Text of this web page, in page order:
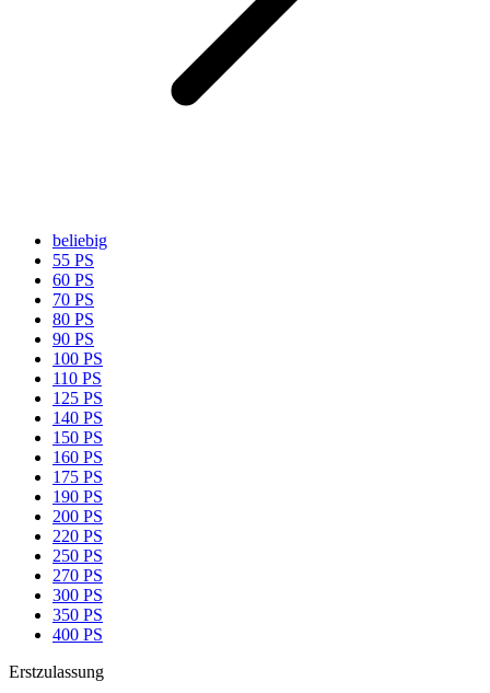
beliebig
55 PS
60 PS
70 PS
80 PS
90 PS
100 PS
110 PS
125 PS
140 PS
150 PS
160 PS
175 PS
190 PS
200 PS
220 PS
250 PS
270 PS
300 PS
350 PS
400 PS
Erstzulassung